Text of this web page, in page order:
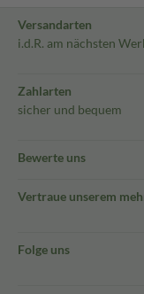
Versandarten
i.d.R. am nächsten
Zahlarten
sicher und bequem
Bewerte uns
Vertraue unserem
Folge uns